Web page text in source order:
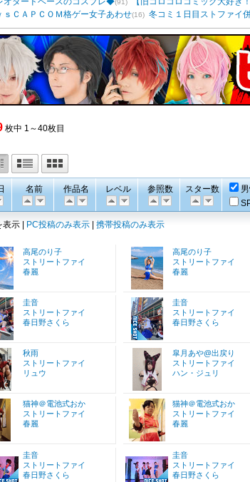
(91)
ｓＣＡＰＣＯＭ格ゲー女子あわせ(16) 冬コミ１日目ストファイ
枚中 1～40枚目
名前 作品名 レベル 参照数 スター数
示 | PC投稿のみ表示 携帯投稿のみ表示
高尾のり子
ストリートファイ
春麗
高尾のり子
ストリートファイ
春麗
圭音
ストリートファイ
春日野さくら
圭音
ストリートファイ
春日野さくら
秋雨
ストリートファイ
リュウ
皐月あや@出戻り
ストリートファイ
ハン・ジュリ
猫神＠電池式おか
ストリートファイ
春麗
猫神＠電池式おか
ストリートファイ
春麗
圭音
ストリートファイ
春日野さくら
圭音
ストリートファイ
春日野さくら